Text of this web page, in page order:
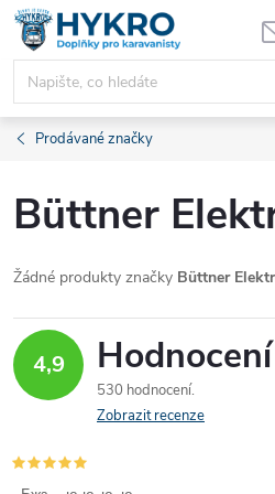
Přejít
obsah
Prodávané značky
Büttner
Žádné produkty značky Büttner
4,9
530 hodnocení
Zobrazit recenze